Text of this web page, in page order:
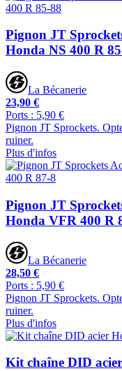
Pignon JT
Honda NS 400 R
La Bécanerie
23,90 €
Ports : 5,90 €
Pignon JT Sprockets.
ruiner.
Plus d'infos
Pignon JT
Honda VFR 400 R
La Bécanerie
28,50 €
Ports : 5,90 €
Pignon JT Sprockets.
ruiner.
Plus d'infos
Kit chaîne DID